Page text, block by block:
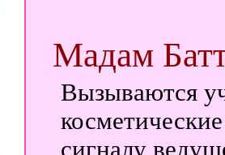
Мадам
Вызываются
сигналу